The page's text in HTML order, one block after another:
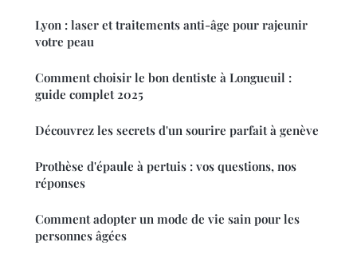
Lyon : laser et traitements anti-âge pour rajeunir
votre peau
Comment choisir le bon dentiste à Longueuil :
guide complet 2025
Découvrez les secrets d'un sourire parfait à genève
Prothèse d'épaule à pertuis : vos questions, nos
réponses
Comment adopter un mode de vie sain pour les
personnes âgées